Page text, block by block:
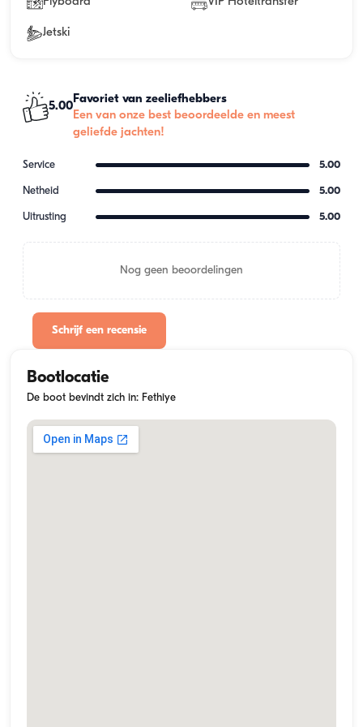
Jetski
5.00
Favoriet van zeeliefhebbers
Een van onze best beoordeelde en meest
geliefde jachten!
Service 5.00
Netheid 5.00
Uitrusting 5.00
Nog geen beoordelingen
Schrijf een recensie
Bootlocatie
De boot bevindt zich in: Fethiye